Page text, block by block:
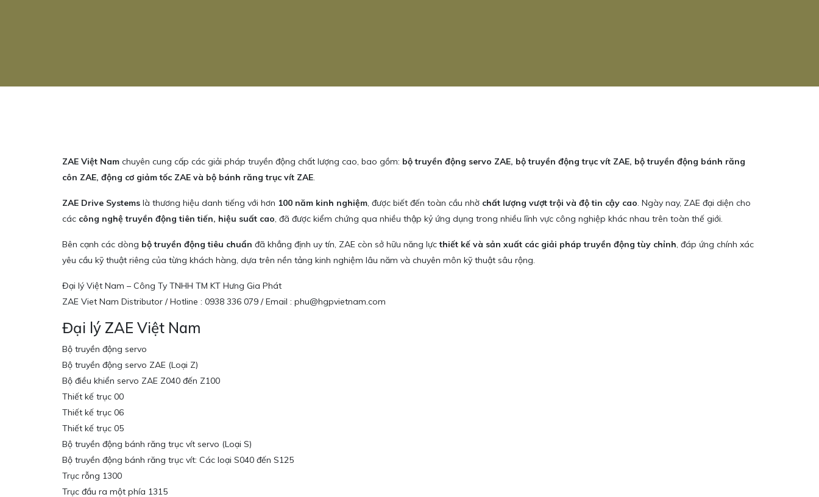
ZAE Việt Nam chuyên cung cấp các giải pháp truyền động chất lượng cao, bao gồm: bộ truyền động servo ZAE, bộ truyền động trục vít ZAE, bộ truyền động bánh răng
côn ZAE, động cơ giảm tốc ZAE và bộ bánh răng trục vít ZAE.
ZAE Drive Systems là thương hiệu danh tiếng với hơn 100 năm kinh nghiệm, được biết đến toàn cầu nhờ chất lượng vượt trội và độ tin cậy cao. Ngày nay, ZAE đại diện cho
các công nghệ truyền động tiên tiến, hiệu suất cao, đã được kiểm chứng qua nhiều thập kỷ ứng dụng trong nhiều lĩnh vực công nghiệp khác nhau trên toàn thế giới.
Bên cạnh các dòng bộ truyền động tiêu chuẩn đã khẳng định uy tín, ZAE còn sở hữu năng lựcthiết kế và sản xuất các giải pháp truyền động tùy chỉnh, đáp ứng chính xác
yêu cầu kỹ thuật riêng của từng khách hàng, dựa trên nền tảng kinh nghiệm lâu năm và chuyên môn kỹ thuật sâu rộng.
Đại lý Việt Nam – Công Ty TNHH TM KT Hưng Gia Phát
ZAE Viet Nam Distributor / Hotline : 0938 336 079 / Email : phu@hgpvietnam.com
Đại lý ZAE Việt Nam
Bộ truyền động servo
Bộ truyền động servo ZAE (Loại Z)
Bộ điều khiển servo ZAE Z040 đến Z100
Thiết kế trục 00
Thiết kế trục 06
Thiết kế trục 05
Bộ truyền động bánh răng trục vít servo (Loại S)
Bộ truyền động bánh răng trục vít: Các loại S040 đến S125
Trục rỗng 1300
Trục đầu ra một phía 1315